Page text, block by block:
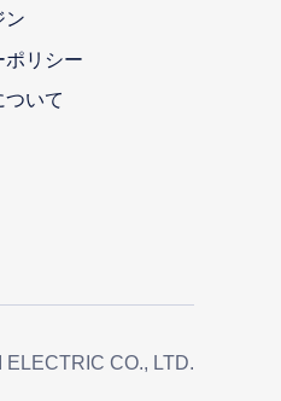
ン
ポリシー
ついて
ELECTRIC CO., LTD.